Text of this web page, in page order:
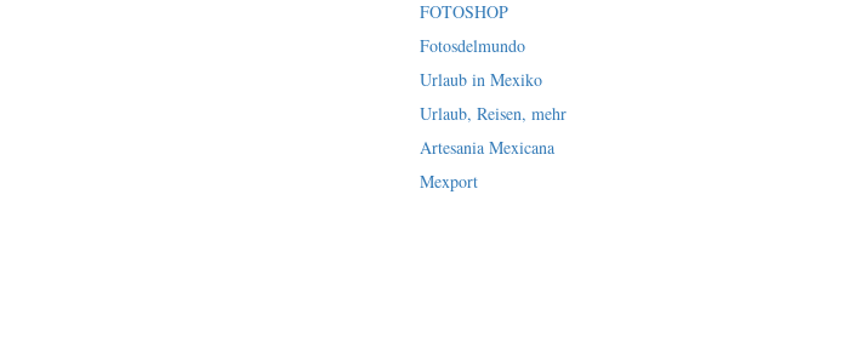
FOTOSHOP
Fotosdelmundo
Urlaub in Mexiko
Urlaub, Reisen, mehr
Artesania Mexicana
Mexport